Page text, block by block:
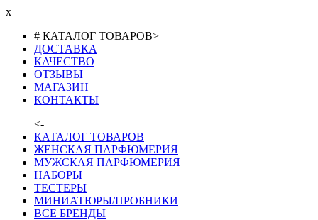
x
# КАТАЛОГ ТОВАРОВ>
ДОСТАВКА
КАЧЕСТВО
ОТЗЫВЫ
МАГАЗИН
КОНТАКТЫ
<-
КАТАЛОГ ТОВАРОВ
ЖЕНСКАЯ ПАРФЮМЕРИЯ
МУЖСКАЯ ПАРФЮМЕРИЯ
НАБОРЫ
ТЕСТЕРЫ
МИНИАТЮРЫ/ПРОБНИКИ
ВСЕ БРЕНДЫ